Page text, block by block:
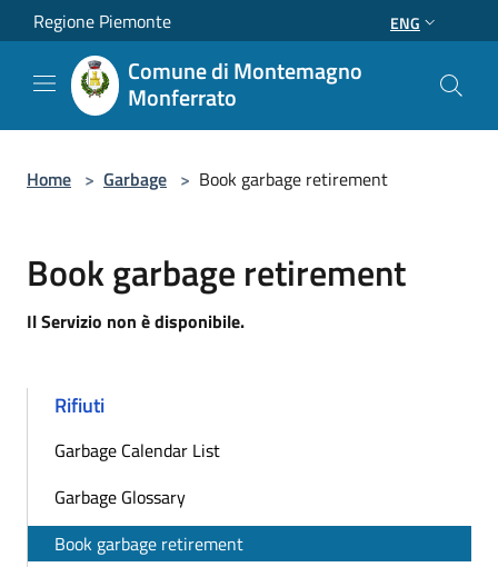
Salta al contenuto principale
Regione Piemonte ENG
Comune di Montemagno
Monferrato
Home > Garbage > Book garbage retirement
Book garbage retirement
Il Servizio non è disponibile.
Rifiuti
Garbage Calendar List
Garbage Glossary
Book garbage retirement